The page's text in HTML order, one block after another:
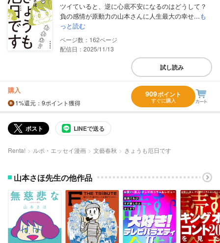
ツイていると、逆に心底不安になるのはどうして？
負の感情が原動力の山本さんに人生最大の幸せ...も
っと読む
162
配信日：2025/11/13
試し読み
購入
1%還元 ：9ポイント獲得
909ポイント
すぐに購入
ポスト LINEで送る
Renta! ルポ・エッセイ漫画 文藝春秋 きょうも厄日です
山本さほ先生の他作品